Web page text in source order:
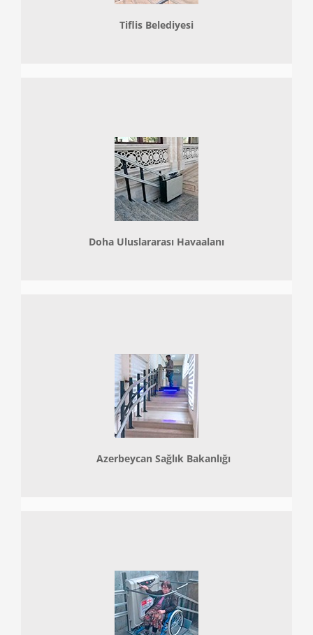
Tiflis Belediyesi
Doha Uluslararası Havaalanı
Azerbeycan Sağlık Bakanlığı